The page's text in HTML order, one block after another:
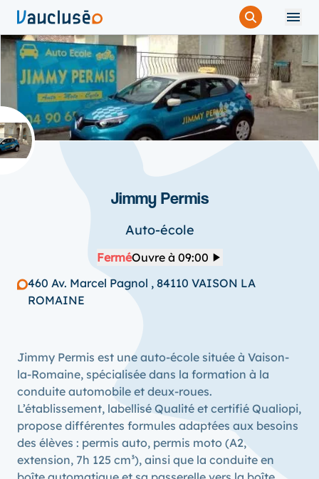
Jimmy Permis
Auto-école
FerméOuvre à 09:00
460 Av. Marcel Pagnol , 84110 VAISON LA
ROMAINE
Jimmy Permis est une auto-école située à Vaison-
la-Romaine, spécialisée dans la formation à la
conduite automobile et deux-roues.
L’établissement, labellisé Qualité et certifié Qualiopi,
propose différentes formules adaptées aux besoins
des élèves : permis auto, permis moto (A2,
extension, 7h 125 cm³), ainsi que la conduite en